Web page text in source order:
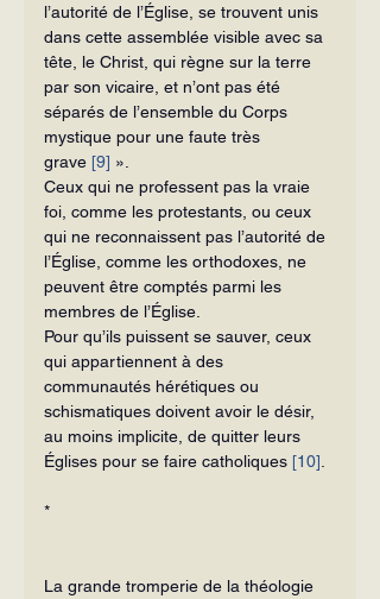
l’autorité de l’Église, se trouvent unis
dans cette assemblée visible avec sa
tête, le Christ, qui règne sur la terre
par son vicaire, et n’ont pas été
séparés de l’ensemble du Corps
mystique pour une faute très
grave [9] ».
Ceux qui ne professent pas la vraie
foi, comme les protestants, ou ceux
qui ne reconnaissent pas l’autorité de
l’Église, comme les orthodoxes, ne
peuvent être comptés parmi les
membres de l’Église.
Pour qu’ils puissent se sauver, ceux
qui appartiennent à des
communautés hérétiques ou
schismatiques doivent avoir le désir,
au moins implicite, de quitter leurs
Églises pour se faire catholiques [10]
*
La grande tromperie de la théologie